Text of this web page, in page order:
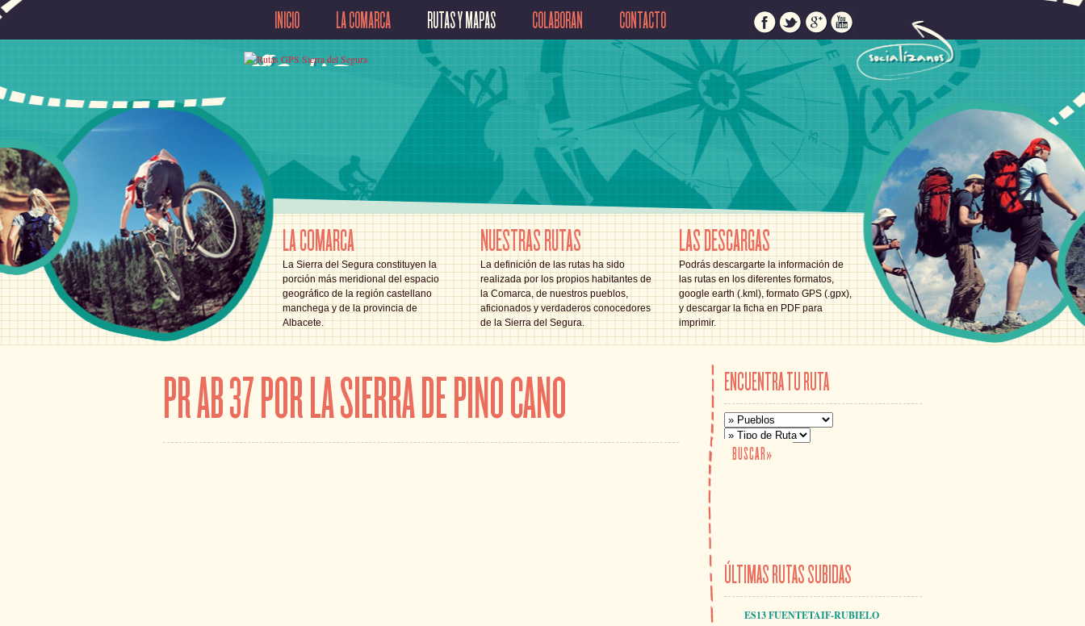
INICIO LA COMARCA RUTAS Y MAPAS COLABORAN CONTACTO
LA COMARCA
La Sierra del Segura constituyen la
porción más meridional del espacio
geográfico de la región castellano
manchega y de la provincia de
Albacete.
NUESTRAS RUTAS
La definición de las rutas ha sido
realizada por los propios habitantes de
la Comarca, de nuestros pueblos,
aficionados y verdaderos conocedores
de la Sierra del Segura.
LAS DESCARGAS
Podrás descargarte la información de
las rutas en los diferentes formatos,
google earth (.kml), formato GPS (.gpx),
y descargar la ficha en PDF para
imprimir.
PR AB 37 POR LA SIERRA DE PINO CANO ENCUENTRA TU RUTA
ÚLTIMAS RUTAS SUBIDAS
ES13 FUENTETAIF-RUBIELO